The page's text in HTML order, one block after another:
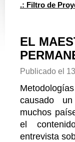
.: Filtro de
EL
Publicado el
causado
muchos
el
entrevista